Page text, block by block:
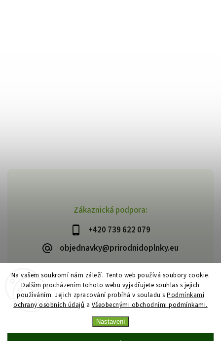
Na vašem soukromí nám záleží. Tento web používá soubory cookie.
Dalším procházením tohoto webu vyjadřujete souhlas s jejich
používáním. Jejich zpracování probíhá v souladu s Podmínkami
ochrany osobních údajů a Všeobecnými obchodními podmínkami.
Nastavení
Zákaznická podpora:
+420 739 622 079
objednavky@prirodnidoplnky.eu
Copyright 2026VIA NATURAE. Všechna práva vyhrazena.
Upravit nastavení cookies
VytvořilShoptet| Design